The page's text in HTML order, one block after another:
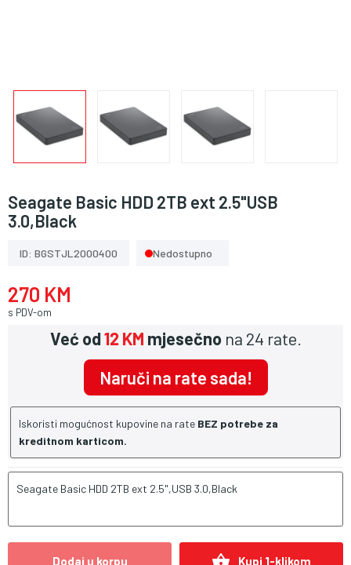
Seagate Basic HDD 2TB ext 2.5"USB
3.0,Black
ID: BGSTJL2000400 Nedostupno
270 KM
s PDV-om
Već od12 KM mjesečno na 24 rate.
Naruči na rate sada!
Iskoristi mogućnost kupovine na rate BEZ potrebe za
kreditnom karticom.
Seagate Basic HDD 2TB ext 2.5",USB 3.0,Black
Dodaj u korpu shopping_basket Kupi 1-klikom